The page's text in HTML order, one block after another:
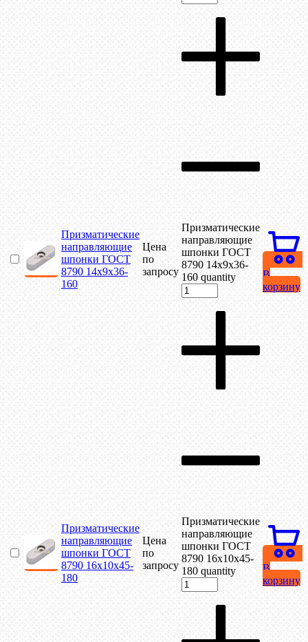
Призматические
направляющие
шпонки ГОСТ
8790 14х9х36-
160
Цена
по
запросу
Призматические
направляющие
шпонки ГОСТ
8790 14х9х36-
160 quantity
В
корзину
Призматические
направляющие
шпонки ГОСТ
8790 16х10х45-
180
Цена
по
запросу
Призматические
направляющие
шпонки ГОСТ
8790 16х10х45-
180 quantity
В
корзину